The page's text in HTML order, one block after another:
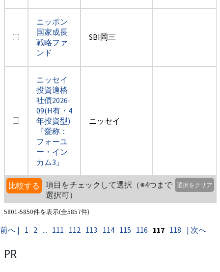
ニッポン
国家成長
戦略ファ
ンド
SBI岡三
ニッセイ
投資適格
社債2026-
09(H有・4
年投資型)
『愛称：
フォーユ
ー・イン
カム3』
ニッセイ
比較する
項目をチェックして選択（※4つまで
選択可）
選択をクリア
5801-5850件を表示(全5857件)
前へ | 1 2 ... 111 112 113 114 115 116 117 118 | 次へ
PR